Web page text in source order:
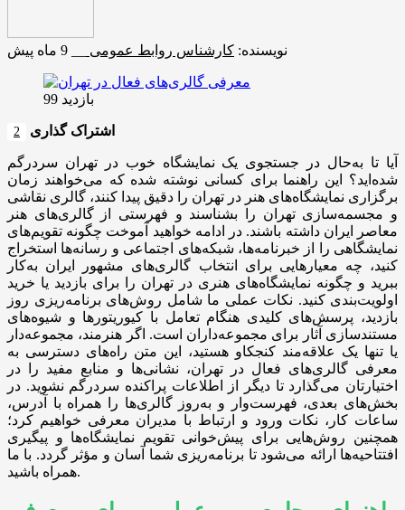
نویسنده: کارشناس روابط عمومی 9 ماه پیش
بازدید 99
اشتراک گذاری 2
آیا تا به‌حال در جستجوی یک نمایشگاه خوب در تهران سردرگم
شده‌اید؟ این راهنما برای کسانی نوشته شده که می‌خواهند زمان
برگزاری نمایشگاه‌های هنر در تهران را دقیق پیدا کنند، گالری نقاشی
و مجسمه‌سازی تهران را بشناسند و فهرستی از گالری‌های هنر
معاصر ایران داشته باشند. در ادامه خواهید آموخت چگونه تقویم‌های
نمایشگاهی را از خبرنامه‌ها، شبکه‌های اجتماعی و رسانه‌ها استخراج
کنید، چه معیارهایی برای انتخاب گالری‌های مشهور ایران به‌کار
ببرید و چگونه نمایشگاه‌های هنری در تهران را برای بازدید یا خرید
اولویت‌بندی کنید. نکات عملی ما شامل روش‌های برنامه‌ریزی روز
بازدید، پرسش‌های کلیدی هنگام تعامل با کیوریتورها و شیوه‌های
مستندسازی آثار برای مجموعه‌داران است. اگر هنرمند، مجموعه‌دار
یا تنها یک علاقه‌مند کنجکاو هستید، این متن راه‌های دسترسی به
معرفی گالری‌های فعال در تهران، نشانی‌ها و منابع مفید را در
اختیارتان می‌گذارد تا دیگر از اطلاعات پراکنده سردرگم نشوید. در
بخش‌های بعدی، فهرست‌وار و به‌روز گالری‌ها را همراه با آدرس،
ساعات کار، نکات ورود و ارتباط با مدیران معرفی خواهیم کرد؛
همچنین روش‌هایی برای پیش‌خوانی تقویم نمایشگاه‌ها و پیگیری
افتتاحیه‌ها ارائه می‌شود تا برنامه‌ریزی شما آسان و مؤثر گردد. با ما
همراه باشید.